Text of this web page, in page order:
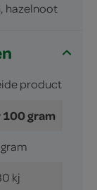
hazelnoot
product
100 gram
kj